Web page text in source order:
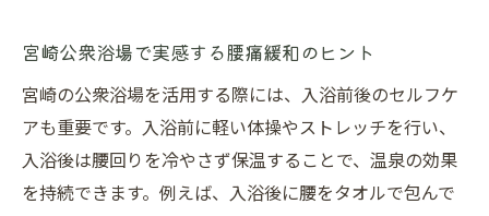
宮崎公衆浴場で実感する腰痛緩和のヒント
宮崎の公衆浴場を活用する際には、入浴前後のセルフケ
アも重要です。入浴前に軽い体操やストレッチを行い、
入浴後は腰回りを冷やさず保温することで、温泉の効果
を持続できます。例えば、入浴後に腰をタオルで包んで